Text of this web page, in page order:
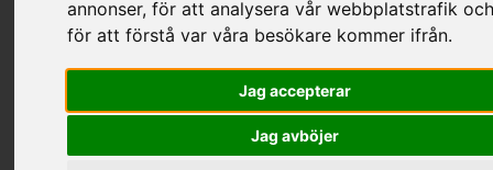
annonser, för att analysera vår webbplatstrafik
för att förstå var våra besökare kommer ifrån.
Jag accepterar
Jag avböjer
Gbg Tillbehör Badkar
Kategorier